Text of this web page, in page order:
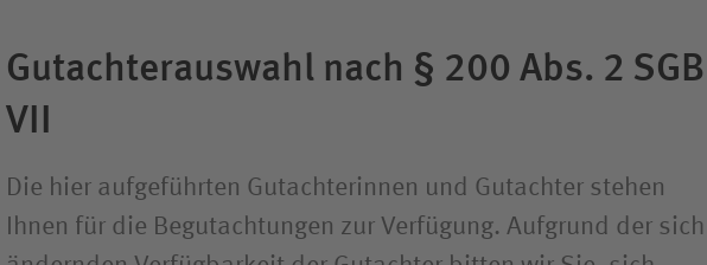
Gutachterauswahl nach § 200 Abs. 2 SGB
VII
Die hier aufgeführten Gutachterinnen und Gutachter stehen
Ihnen für die Begutachtungen zur Verfügung. Aufgrund der sich